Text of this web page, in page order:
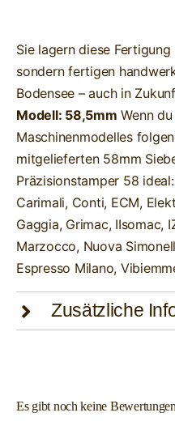
Sie lagern diese
sondern fertigen
Bodensee – auch in
Modell: 58,5mm Wenn
Maschinenmodelles
mitgelieferten 58mm
Präzisionstamper 58
Carimali, Conti, ECM,
Gaggia, Grimac, IIsomac,
Marzocco, Nuova
Espresso Milano,
Zusätzliche
Es gibt noch keine